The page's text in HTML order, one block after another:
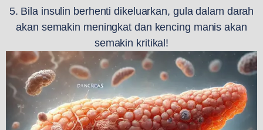
5. Bila insulin berhenti dikeluarkan, gula dalam darah
akan semakin meningkat dan kencing manis akan
semakin kritikal!